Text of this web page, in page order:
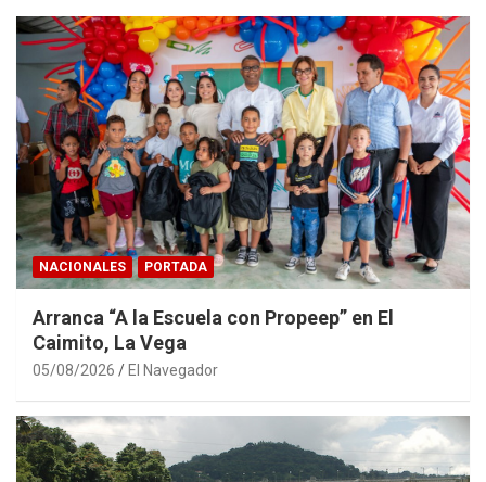
NACIONALES PORTADA
Arranca “A la Escuela con Propeep” en El
Caimito, La Vega
05/08/2026 El Navegador